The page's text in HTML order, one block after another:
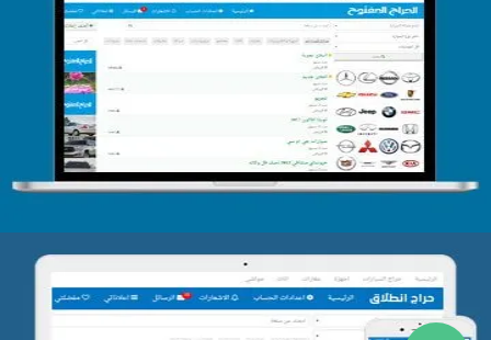
تصميم الحراج الدولى